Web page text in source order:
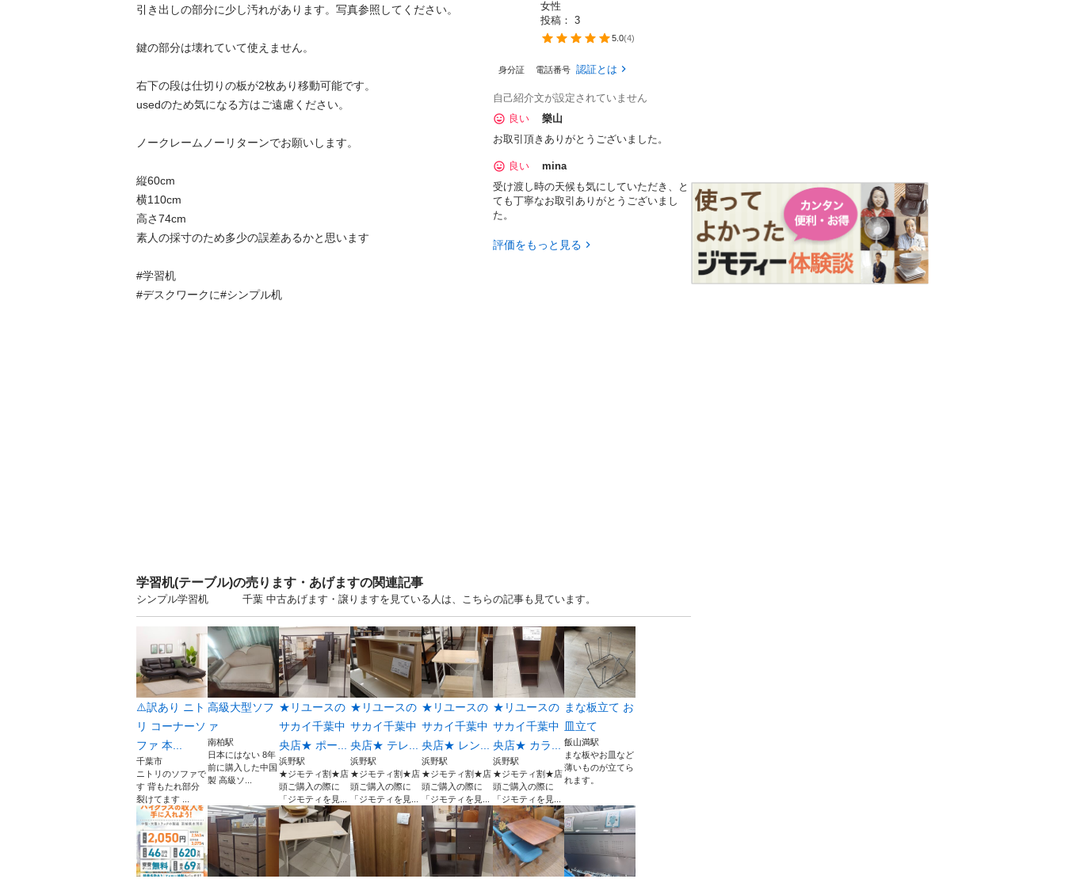
引き出しの部分に少し汚れがあります。写真参照してください。
鍵の部分は壊れていて使えません。
右下の段は仕切りの板が2枚あり移動可能です。
usedのため気になる方はご遠慮ください。
ノークレームノーリターンでお願いします。
縦60cm
横110cm
高さ74cm
素人の採寸のため多少の誤差あるかと思います
#学習机
#デスクワークに#シンプル机
女性
投稿： 3
5.0(4)
身分証 電話番号 認証とは
自己紹介文が設定されていません
良い
樂山
お取引頂きありがとうございました。
良い
mina
受け渡し時の天候も気にしていただき、と
ても丁寧なお取引ありがとうございまし
た。
評価をもっと見る
学習机(テーブル)の売ります・あげますの関連記事
シンプル学習机 千葉 中古あげます・譲りますを見ている人は、こちらの記事も見ています。
⚠️訳あり ニト
リ コーナーソ
ファ 本...
千葉市
ニトリのソファで
す 背もたれ部分
裂けてます ...
高級大型ソフ
ァ
南柏駅
日本にはない 8年
前に購入した中国
製 高級ソ...
★リユースの
サカイ千葉中
央店★ ポー...
浜野駅
★ジモティ割★店
頭ご購入の際に
「ジモティを見...
★リユースの
サカイ千葉中
央店★ テレ...
浜野駅
★ジモティ割★店
頭ご購入の際に
「ジモティを見...
★リユースの
サカイ千葉中
央店★ レン...
浜野駅
★ジモティ割★店
頭ご購入の際に
「ジモティを見...
★リユースの
サカイ千葉中
央店★ カラ...
浜野駅
★ジモティ割★店
頭ご購入の際に
「ジモティを見...
まな板立て お
皿立て
飯山満駅
まな板やお皿など
薄いものが立てら
れます。